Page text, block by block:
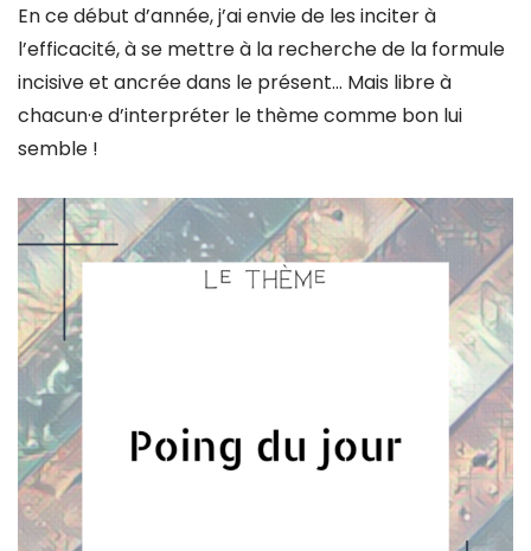
En ce début d’année, j’ai envie de les inciter à
l’efficacité, à se mettre à la recherche de la formule
incisive et ancrée dans le présent… Mais libre à
chacun·e d’interpréter le thème comme bon lui
semble !